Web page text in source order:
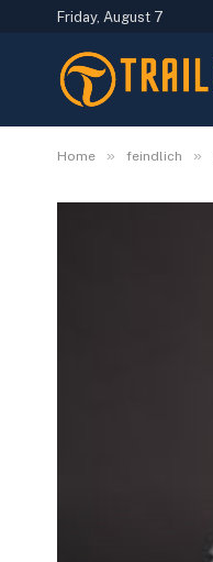
Friday, August 7
Home » feindlich »